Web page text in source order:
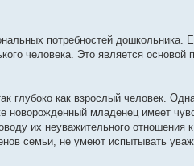
потребностей дошкольника.
человека. Это является основой
глубоко как взрослый человек.
младенец имеет
их неуважительного
семьи, не умеют испытывать